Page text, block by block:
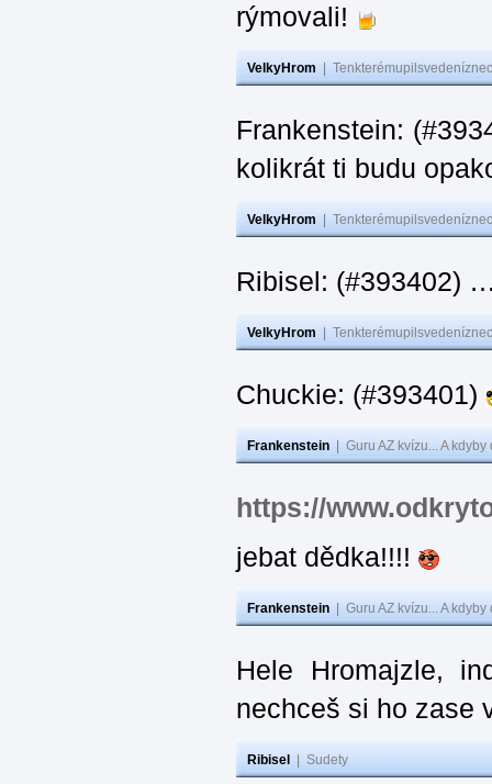
rýmovali!
VelkyHrom
Frankenstein:
kolikrát ti budu
VelkyHrom
Ribisel: (#393402)
VelkyHrom
Chuckie: (#393401)
Frankenstein Guru AZ kvízu... A
https://
jebat dědka!!!!
Frankenstein Guru AZ kvízu... A
Hele Hromajzle,
nechceš si ho zase
Ribisel Sudety